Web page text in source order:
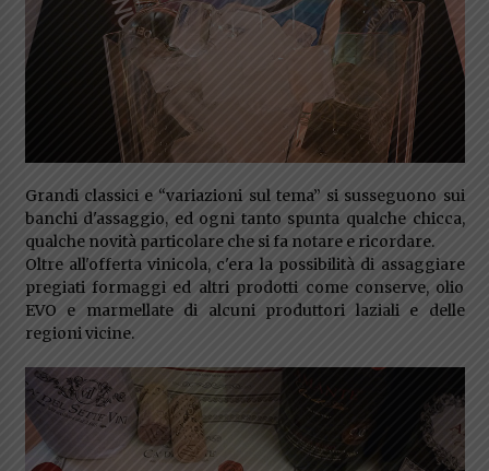
Grandi classici e “variazioni sul tema” si susseguono sui
banchi d'assaggio, ed ogni tanto spunta qualche chicca,
qualche novità particolare che si fa notare e ricordare.
Oltre all'offerta vinicola, c'era la possibilità di assaggiare
pregiati formaggi ed altri prodotti come conserve, olio
EVO e marmellate di alcuni produttori laziali e delle
regioni vicine.